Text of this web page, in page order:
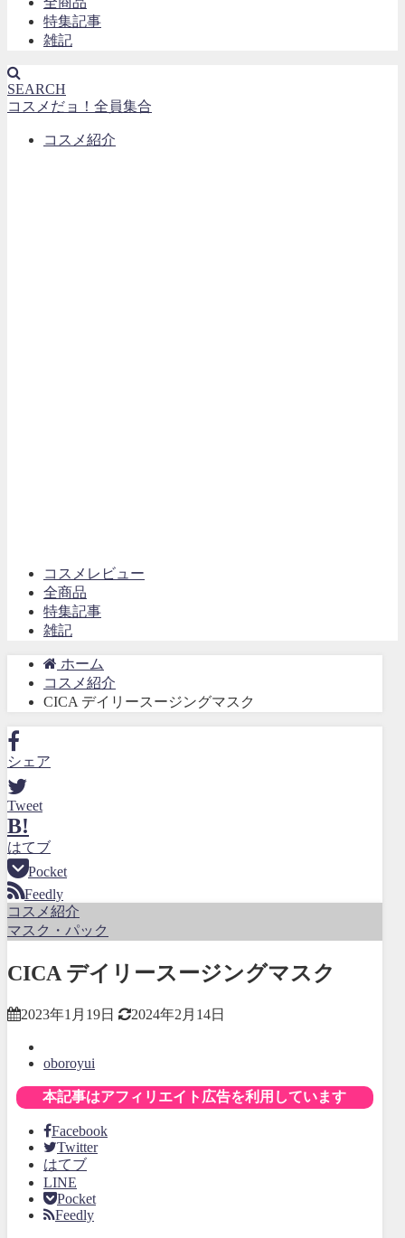
特集記事
雑記
SEARCH
コスメだョ！全員集合
コスメ紹介
コスメレビュー
全商品
特集記事
雑記
ホーム
コスメ紹介
CICA デイリースージングマスク
シェア
Tweet
B!
はてブ
Pocket
Feedly
コスメ紹介
マスク・パック
CICA デイリースージングマスク
2023年1月19日 2024年2月14日
oboroyui
本記事はアフィリエイト広告を利用しています
Facebook
Twitter
はてブ
LINE
Pocket
Feedly